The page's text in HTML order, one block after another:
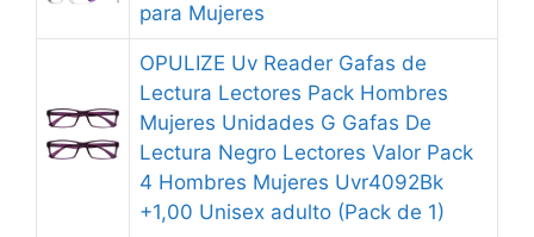
para Mujeres
OPULIZE Uv Reader Gafas de
Lectura Lectores Pack Hombres
Mujeres Unidades G Gafas De
Lectura Negro Lectores Valor Pack
4 Hombres Mujeres Uvr4092Bk
+1,00 Unisex adulto (Pack de 1)